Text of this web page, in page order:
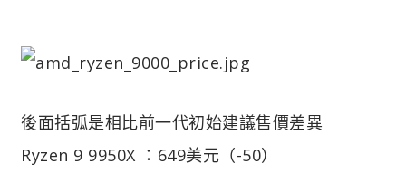
後面括弧是相比前一代初始建議售價差異
Ryzen 9 9950X ：649美元（-50）